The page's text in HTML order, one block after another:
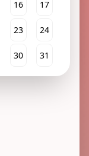
16 17
23 24
30 31